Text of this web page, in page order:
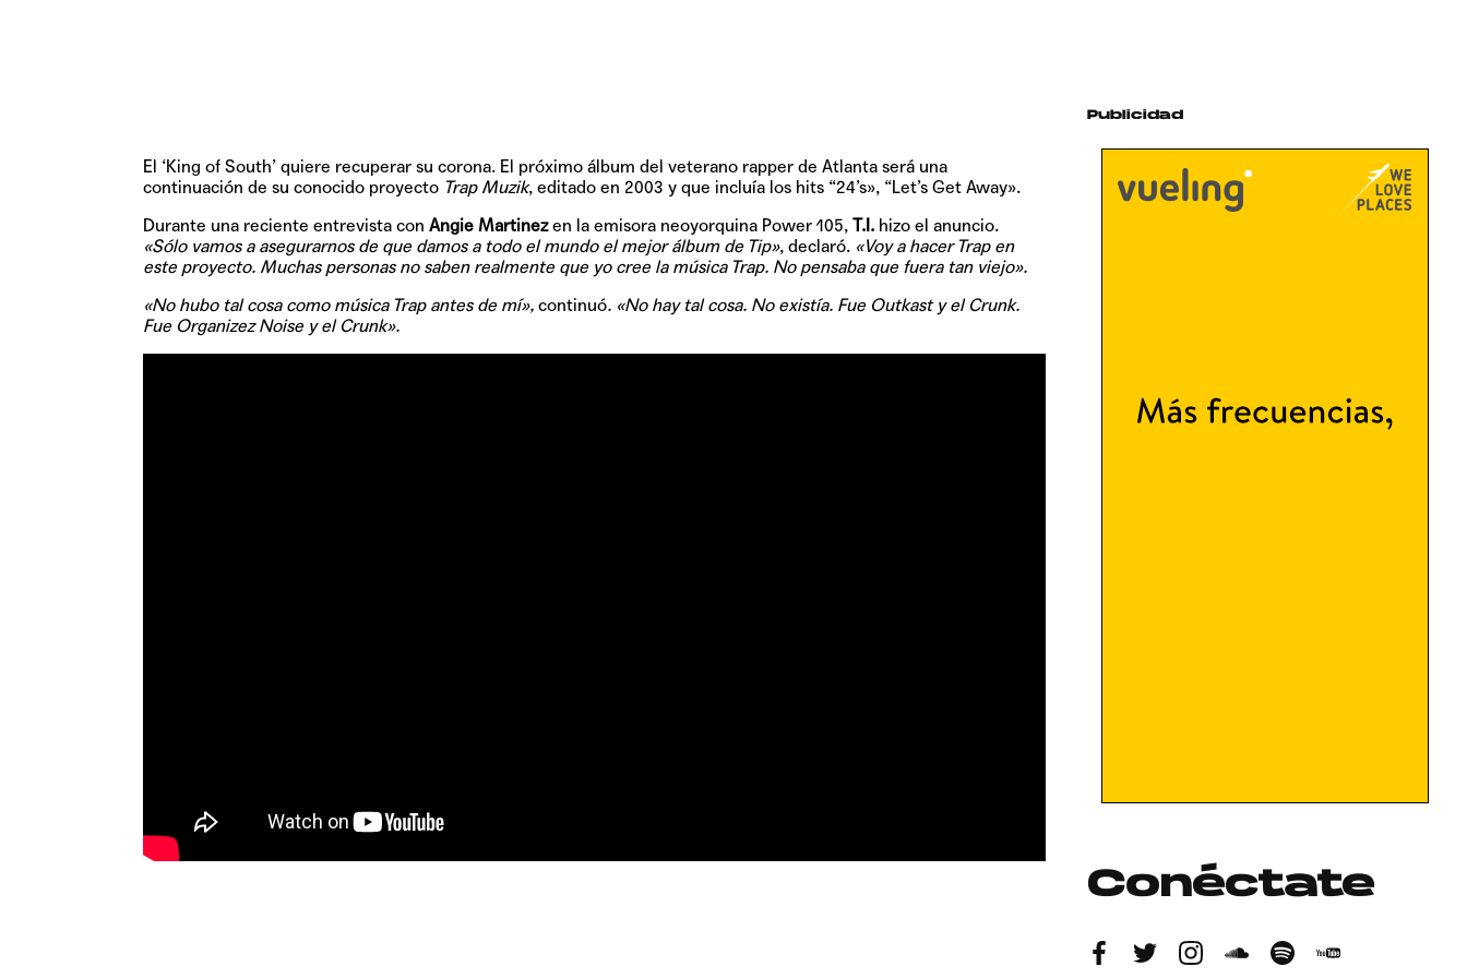
El ‘King of South’ quiere recuperar su corona. El próximo álbum del veterano rapper de Atlanta será una
continuación de su conocido proyecto Trap Muzik, editado en 2003 y que incluía los hits “24’s», “Let’s Get Away».
Durante una reciente entrevista con Angie Martinezen la emisora neoyorquina Power 105, T.I.hizo el anuncio.
«Sólo vamos a asegurarnos de que damos a todo el mundo el mejor álbum de Tip», declaró.«Voy a hacer Trap en
este proyecto. Muchas personas no saben realmente que yo cree la música Trap. No pensaba que fuera tan viejo».
«No hubo tal cosa como música Trap antes de mí»,continuó. «No hay tal cosa. No existía. Fue Outkast y el Crunk.
Fue Organizez Noise y el Crunk».
Publicidad
Conéctate